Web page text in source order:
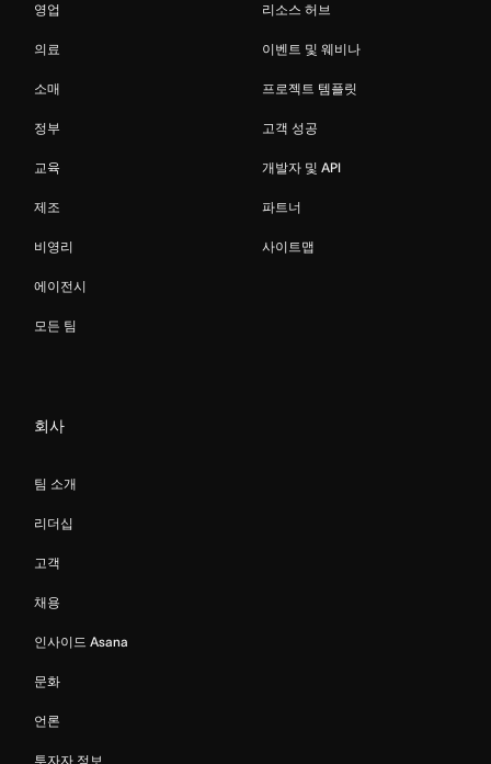
영업
의료
소매
정부
교육
제조
비영리
에이전시
모든 팀
리소스 허브
이벤트 및 웨비나
프로젝트 템플릿
고객 성공
개발자 및 API
파트너
사이트맵
회사
팀 소개
리더십
고객
채용
인사이드 Asana
문화
언론
투자자 정보